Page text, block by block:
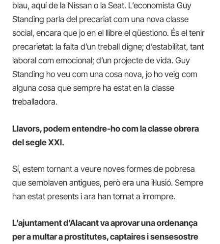
blau, aquí de la Nissan o la Seat. L’economista Guy
Standing parla del precariat com una nova classe
social, encara que jo en el llibre el qüestiono. És el tenir
precarietat: la falta d’un treball digne; d’estabilitat, tant
laboral com emocional; d’un projecte de vida. Guy
Standing ho veu com una cosa nova, jo ho veig com
alguna cosa que sempre ha estat en la classe
treballadora.
Llavors, podem entendre-ho com la classe obrera
del segle XXI.
Sí, estem tornant a veure noves formes de pobresa
que semblaven antigues, però era una il·lusió. Sempre
han estat presents i ara han tornat a irrompre.
L’ajuntament d’Alacant va aprovar una ordenança
per a multar a prostitutes, captaires i sensesostre